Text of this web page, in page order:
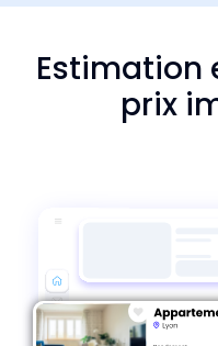
Estimation
prix